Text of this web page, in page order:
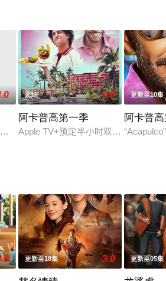
视剧全集就上天堂电影网，更多相
于BL粉丝的故事，一个从来没有任何
完结 6.0
阿卡普高第一季
Apple TV+预定半小时双语喜剧《阿
更新至10集
阿卡普
更新至18集 3.0 更新至05集